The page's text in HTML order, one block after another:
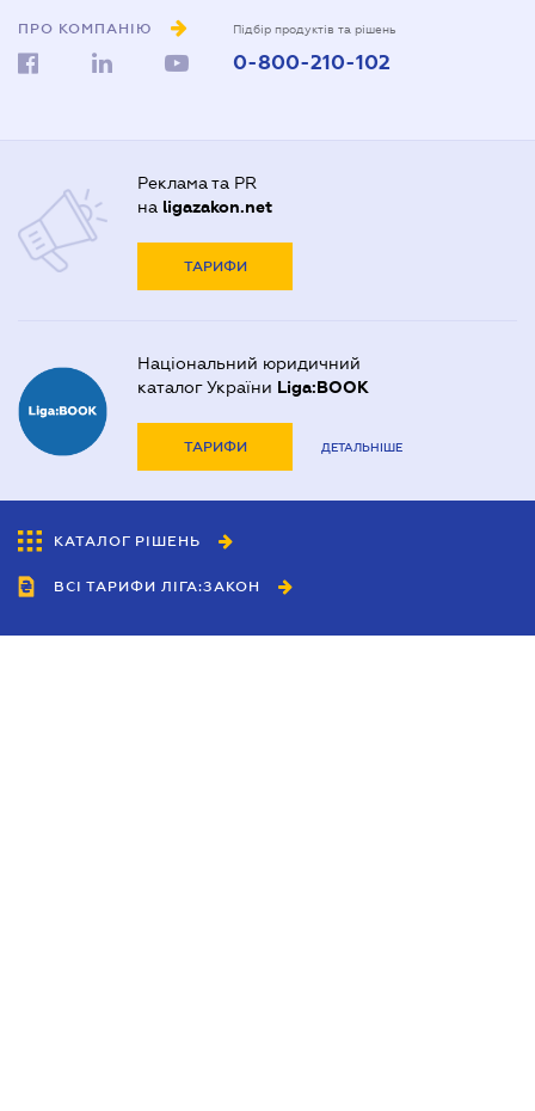
ПРО КОМПАНІЮ Підбір продуктів та рішень
0-800-210-102
Реклама та PR
на ligazakon.net
ТАРИФИ
Національний юридичний
каталог України Liga:BOOK
ТАРИФИ ДЕТАЛЬНІШЕ
КАТАЛОГ РІШЕНЬ
ВСІ ТАРИФИ ЛІГА:ЗАКОН